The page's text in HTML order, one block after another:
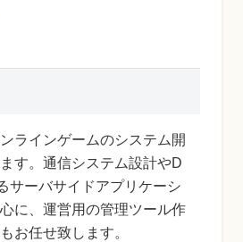
ラインゲームのシステム開
す。通信システム設計やD
サーバサイドアプリケーシ
に、運営用の管理ツール作
お任せ致します。